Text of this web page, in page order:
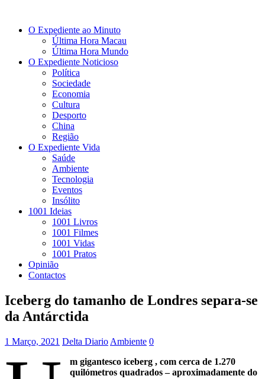
O Expediente ao Minuto
Última Hora Macau
Última Hora Mundo
O Expediente Noticioso
Política
Sociedade
Economia
Cultura
Desporto
China
Região
O Expediente Vida
Saúde
Ambiente
Tecnologia
Eventos
Insólito
1001 Ideias
1001 Livros
1001 Filmes
1001 Vidas
1001 Pratos
Opinião
Contactos
Iceberg do tamanho de Londres separa-se
da Antárctida
1 Março, 2021 Delta Diario Ambiente 0
m gigantesco iceberg , com cerca de 1.270
quilómetros quadrados – aproximadamente do